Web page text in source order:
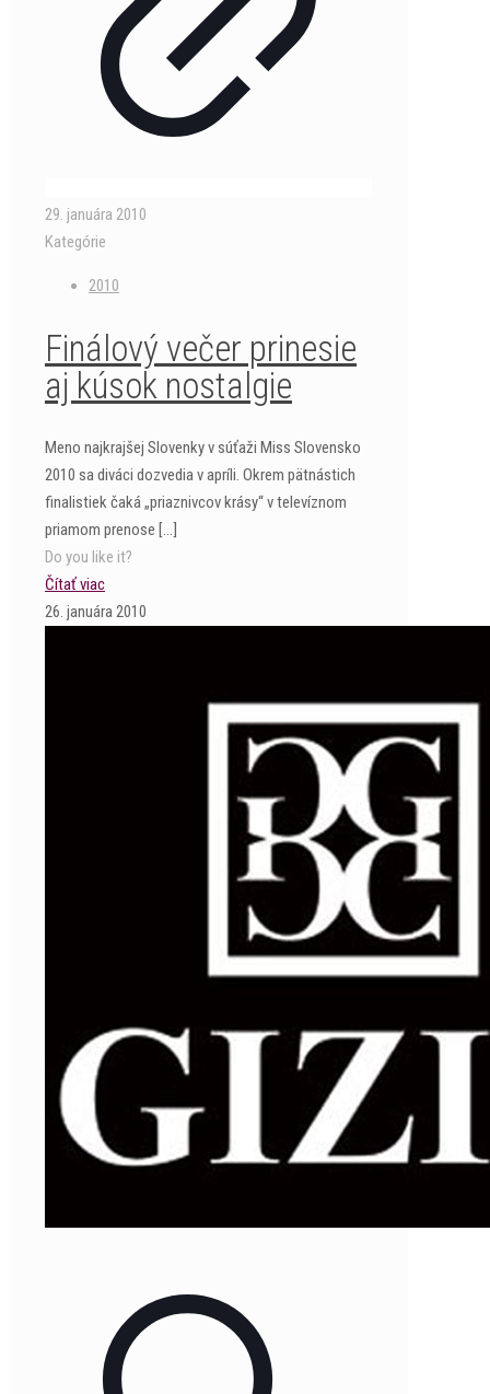
29. januára 2010
Kategórie
2010
Finálový večer prinesie
aj kúsok nostalgie
Meno najkrajšej Slovenky v súťaži Miss Slovensko
2010 sa diváci dozvedia v apríli. Okrem pätnástich
finalistiek čaká „priaznivcov krásy“ v televíznom
priamom prenose […]
Do you like it?
Čítať viac
26. januára 2010